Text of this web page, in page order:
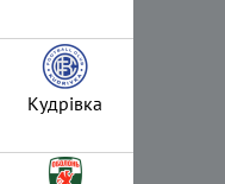
Кудрівка